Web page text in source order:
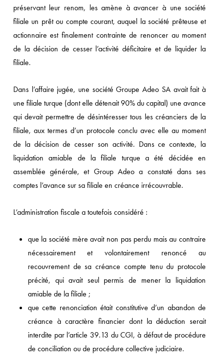
préservant leur renom, les amène à avancer à une société
filiale un prêt ou compte courant, auquel la société prêteuse et
actionnaire est finalement contrainte de renoncer au moment
de la décision de cesser l’activité déficitaire et de liquider la
filiale.
Dans l’affaire jugée, une société Groupe Adeo SA avait fait à
une filiale turque (dont elle détenait 90% du capital) une avance
qui devait permettre de désintéresser tous les créanciers de la
filiale, aux termes d’un protocole conclu avec elle au moment
de la décision de cesser son activité. Dans ce contexte, la
liquidation amiable de la filiale turque a été décidée en
assemblée générale, et Group Adeo a constaté dans ses
comptes l’avance sur sa filiale en créance irrécouvrable.
L’administration fiscale a toutefois considéré :
que la société mère avait non pas perdu mais au contraire
nécessairement et volontairement renoncé au
recouvrement de sa créance compte tenu du protocole
précité, qui avait seul permis de mener la liquidation
amiable de la filiale ;
que cette renonciation était constitutive d’un abandon de
créance à caractère financier dont la déduction serait
interdite par l’article 39.13 du CGI, à défaut de procédure
de conciliation ou de procédure collective judiciaire.